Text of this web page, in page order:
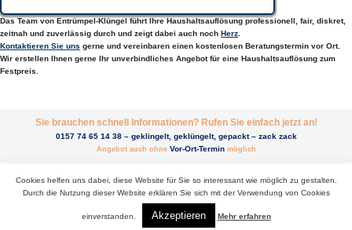
Das Team von Entrümpel-Klüngel führt Ihre Haushaltsauflösung professionell, fair, diskret,
zeitnah und zuverlässig durch und zeigt dabei auch noch Herz.
Kontaktieren Sie uns gerne und vereinbaren einen kostenlosen Beratungstermin vor Ort.
Wir erstellen Ihnen gerne Ihr unverbindliches Angebot für eine Haushaltsauflösung zum
Festpreis.
Sie brauchen schnell Informationen? Rufen Sie einfach jetzt an!
0157 74 65 14 38 – geklingelt, geklüngelt, gepackt – zack zack
Angebot auch ohne Vor-Ort-Terminmöglich
Copyrights © 2021. All Rights Reserved
Cookies helfen uns dabei, diese Website für Sie so interessant wie möglich zu gestalten.
Durch die Nutzung dieser Website erklären Sie sich mit der Verwendung von Cookies
einverstanden. Akzeptieren Mehr erfahren